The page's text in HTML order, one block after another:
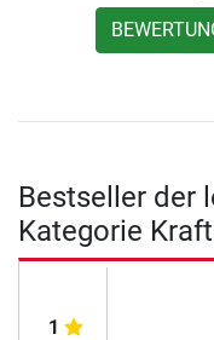
Bestseller der
Kategorie
1